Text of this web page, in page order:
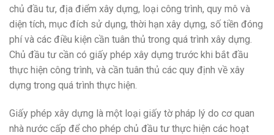
chủ đầu tư, địa điểm xây dựng, loại công trình, quy mô và
diện tích, mục đích sử dụng, thời hạn xây dựng, số tiền đóng
phí và các điều kiện cần tuân thủ trong quá trình xây dựng.
Chủ đầu tư cần có giấy phép xây dựng trước khi bắt đầu
thực hiện công trình, và cần tuân thủ các quy định về xây
dựng trong quá trình thực hiện.
Giấy phép xây dựng là một loại giấy tờ pháp lý do cơ quan
nhà nước cấp để cho phép chủ đầu tư thực hiện các hoạt